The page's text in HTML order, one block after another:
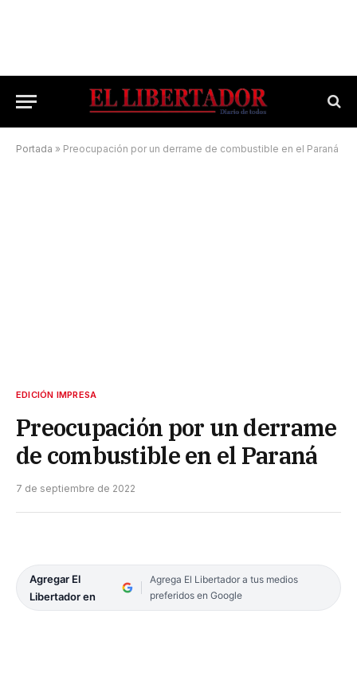
Portada » Preocupación por un derrame de combustible en el Paraná
EDICIÓN IMPRESA
Preocupación por un derrame
de combustible en el Paraná
7 de septiembre de 2022
Agregar El
Libertador en
Agrega El Libertador a tus medios
preferidos en Google